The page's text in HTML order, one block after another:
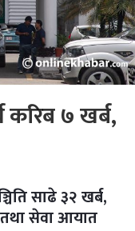
करिब ७ खर्ब,
साढे ३२ खर्ब,
सेवा आयात